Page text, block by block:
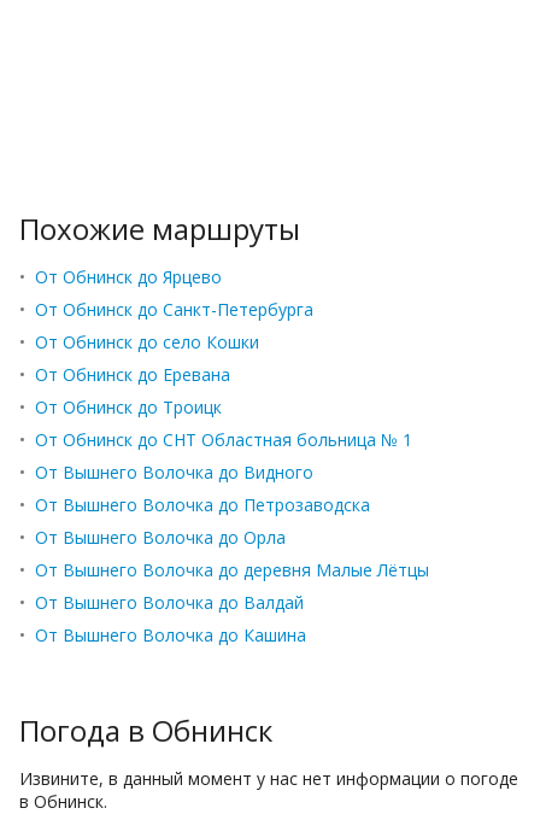
Похожие маршруты
• От Обнинск до Ярцево
• От Обнинск до Санкт-Петербурга
• От Обнинск до село Кошки
• От Обнинск до Еревана
• От Обнинск до Троицк
• От Обнинск до СНТ Областная больница № 1
• От Вышнего Волочка до Видного
• От Вышнего Волочка до Петрозаводска
• От Вышнего Волочка до Орла
• От Вышнего Волочка до деревня Малые Лётцы
• От Вышнего Волочка до Валдай
• От Вышнего Волочка до Кашина
Погода в Обнинск
Извините, в данный момент у нас нет информации о погоде
в Обнинск.